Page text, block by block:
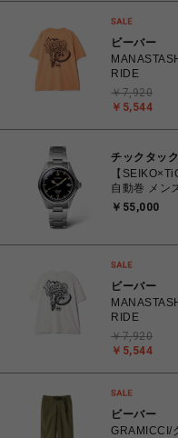
ビーバー
RIDE
￥5,544
￥7,920
チックタック
【
自動巻 メン
￥55,000
ビーバー
RIDE
￥5,544
￥7,920
ビーバー
GRAMICCI/